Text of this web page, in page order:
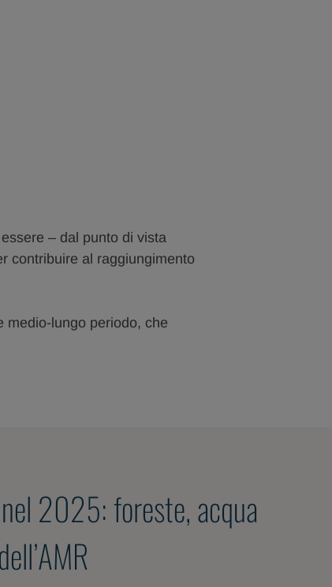
– dal punto di vista
contribuire al raggiungimento
medio-lungo periodo, che
2025: foreste, acqua